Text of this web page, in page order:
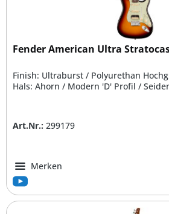
Fender American Ultra
Finish: Ultraburst / Polyurethan
Hals: Ahorn / Modern 'D' Profil /
Art.Nr.: 299179
Merken